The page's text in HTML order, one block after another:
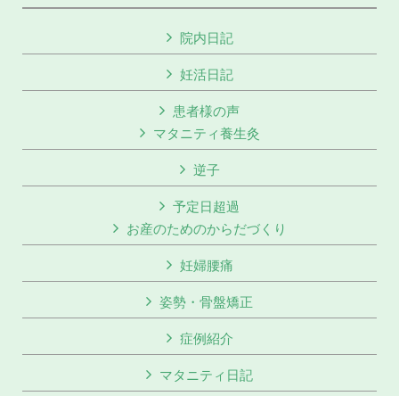
院内日記
妊活日記
患者様の声
マタニティ養生灸
逆子
予定日超過
お産のためのからだづくり
妊婦腰痛
姿勢・骨盤矯正
症例紹介
マタニティ日記